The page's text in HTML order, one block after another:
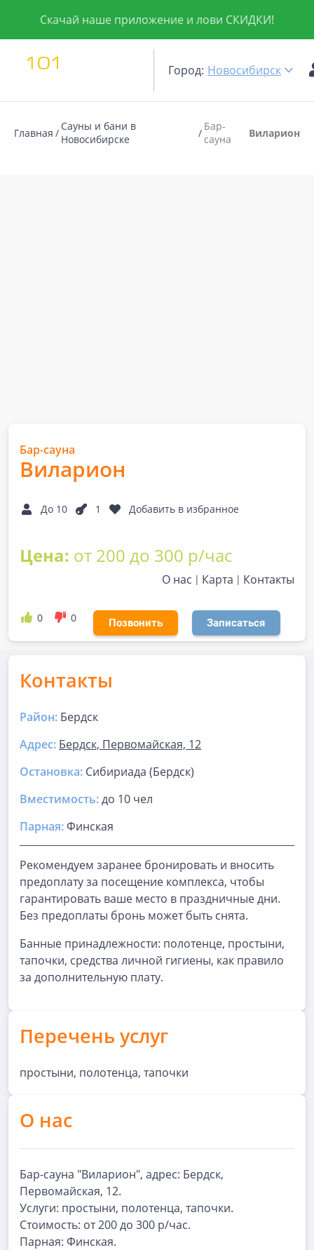
Скачай наше приложение и лови СКИДКИ!
Город: Новосибирск
Главная
Сауны и бани в
Новосибирске
Бар-
сауна
Виларион
Бар-сауна
Виларион
До 10 1 Добавить в избранное
Цена: от 200 до 300 р/час
О нас Карта Контакты
0 0 Позвонить Записаться
Контакты
Район: Бердск
Адрес: Бердск, Первомайская, 12
Остановка: Сибириада (Бердск)
Вместимость:до 10 чел
Парная:Финская
Рекомендуем заранее бронировать и вносить
предоплату за посещение комплекса, чтобы
гарантировать ваше место в праздничные дни.
Без предоплаты бронь может быть снята.
Банные принадлежности: полотенце, простыни,
тапочки, средства личной гигиены, как правило
за дополнительную плату.
Перечень услуг
простыни, полотенца, тапочки
О нас
Бар-сауна "Виларион", адрес: Бердск,
Первомайская, 12.
Услуги: простыни, полотенца, тапочки.
Стоимость: от 200 до 300 р/час.
Парная: Финская.